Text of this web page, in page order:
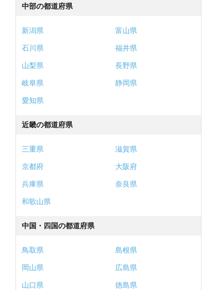
中部の都道府県
新潟県
富山県
石川県
福井県
山梨県
長野県
岐阜県
静岡県
愛知県
近畿の都道府県
三重県
滋賀県
京都府
大阪府
兵庫県
奈良県
和歌山県
中国・四国の都道府県
鳥取県
島根県
岡山県
広島県
山口県
徳島県